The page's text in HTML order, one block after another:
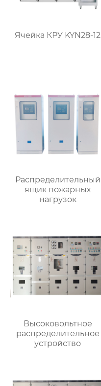
Ячейка КРУ KYN28-12
Распределительный
ящик пожарных
нагрузок
Высоковольтное
распределительное
устройство